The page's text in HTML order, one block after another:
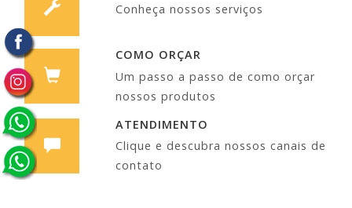
Conheça nossos serviços
COMO ORÇAR
Um passo a passo de como orçar
nossos produtos
ATENDIMENTO
Clique e descubra nossos canais de
contato